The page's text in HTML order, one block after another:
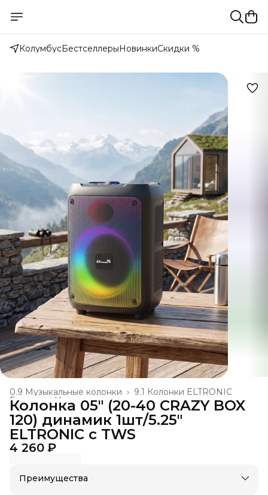
КолумбусБестселлерыНовинкиСкидки %
9.1 Колонки ELTRONIC
0.9 Музыкальные колонки ›
Новая номенклатура ›
Главная
Колонка 05" (20-40 CRAZY BOX
120) динамик 1шт/5.25"
ELTRONIC с TWS
4 260 ₽
Преимущества
Оплата частями в Сплит